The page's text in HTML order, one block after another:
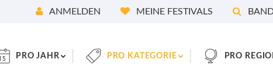
ANMELDEN MEINE FESTIVALS
PRO JAHR PRO KATEGORIE PRO